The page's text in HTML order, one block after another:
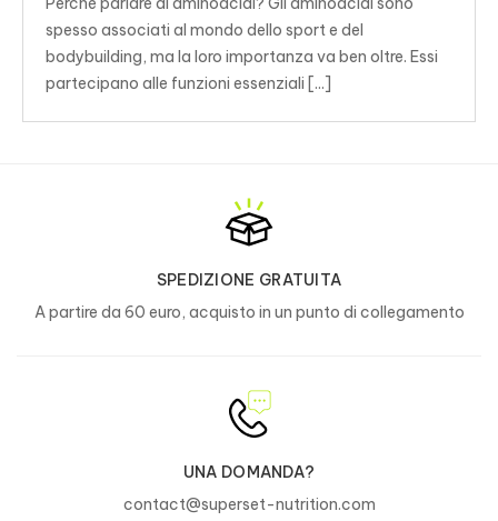
spesso associati al mondo dello sport e del
bodybuilding, ma la loro importanza va ben oltre. Essi
partecipano alle funzioni essenziali [...]
SPEDIZIONE GRATUITA
A partire da 60 euro, acquisto in un punto di collegamento
UNA DOMANDA?
contact@superset-nutrition.com